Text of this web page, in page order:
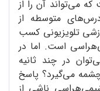
می‌تواند آن را از
متوسطه از
تلویزیونی کسب
است. اما در
در چند ثانیه
می‌گیرد؟ پاسخ